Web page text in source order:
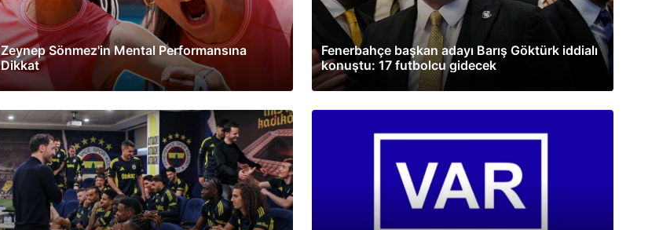
Zeynep Sönmez'in Mental Performansına
Dikkat
Fenerbahçe başkan adayı Barış Göktürk iddialı
konuştu: 17 futbolcu gidecek